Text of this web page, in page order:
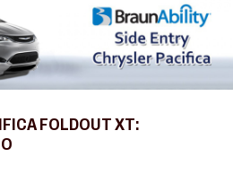
FOLDOUT XT: